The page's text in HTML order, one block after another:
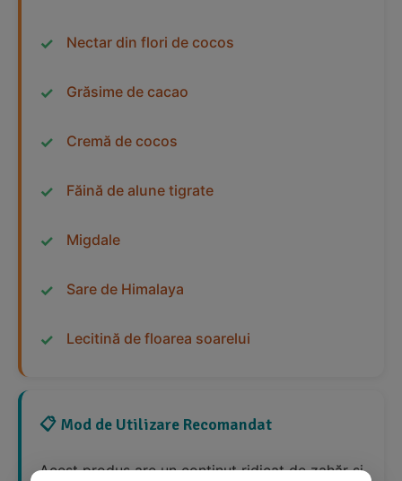
Nectar din flori de cocos
Grăsime de cacao
Cremă de cocos
Făină de alune tigrate
Migdale
Sare de Himalaya
Lecitină de floarea soarelui
📋 Mod de Utilizare Recomandat
Acest produs are un conținut ridicat de zahăr și